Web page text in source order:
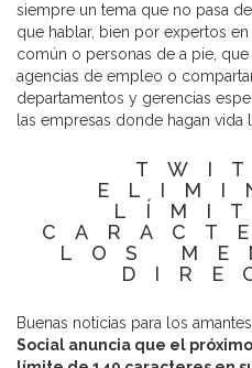
siempre un tema que no pasa
que hablar, bien por expertos
común o personas de a pie,
agencias de empleo o
departamentos y gerencias
las empresas donde hagan vida
LOS
Buenas noticias para los
Social anuncia que el